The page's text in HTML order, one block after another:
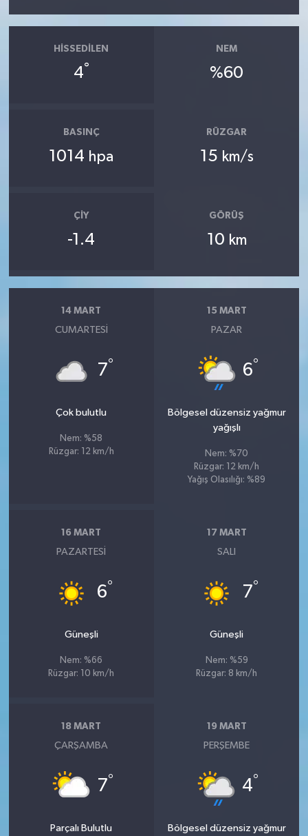
HISSEDILEN
4°
NEM
%60
BASINÇ
1014 hpa
RÜZGAR
15 km/s
ÇIY
-1.4
GÖRÜŞ
10 km
14 MART
CUMARTESI
7°
Çok bulutlu
Nem: %58
Rüzgar: 12 km/h
15 MART
PAZAR
6°
Bölgesel düzensiz yağmur
yağışlı
Nem: %70
Rüzgar: 12 km/h
Yağış Olasılığı: %89
16 MART
PAZARTESI
6°
Güneşli
Nem: %66
Rüzgar: 10 km/h
17 MART
SALI
7°
Güneşli
Nem: %59
Rüzgar: 8 km/h
18 MART
ÇARŞAMBA
7°
Parçalı Bulutlu
19 MART
PERŞEMBE
4°
Bölgesel düzensiz yağmur